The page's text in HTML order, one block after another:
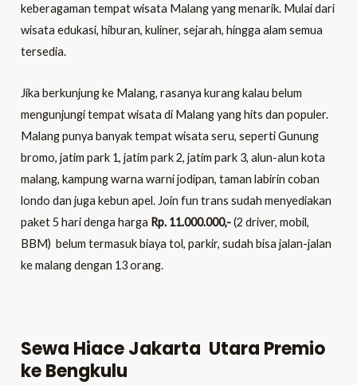
keberagaman tempat wisata Malang yang menarik. Mulai dari
wisata edukasi, hiburan, kuliner, sejarah, hingga alam semua
tersedia.
Jika berkunjung ke Malang, rasanya kurang kalau belum
mengunjungi tempat wisata di Malang yang hits dan populer.
Malang punya banyak tempat wisata seru, seperti Gunung
bromo, jatim park 1, jatim park 2, jatim park 3, alun-alun kota
malang, kampung warna warni jodipan, taman labirin coban
londo dan juga kebun apel. Join fun trans sudah menyediakan
paket 5 hari denga harga Rp. 11.000.000,-(2 driver, mobil,
BBM) belum termasuk biaya tol, parkir, sudah bisa jalan-jalan
ke malang dengan 13 orang.
Sewa Hiace Jakarta Utara Premio
ke Bengkulu